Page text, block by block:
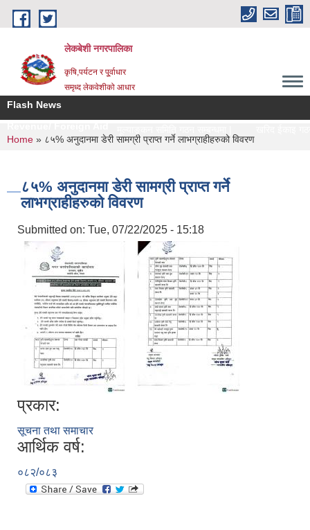
Skip to main content
लेकबेशी नगरपालिका
कृषि,पर्यटन र पू्र्वाधार
समृध्द लेकवेशीको आधार
Flash News
You are here
Home » ८५% अनुदानमा डेरी सामग्री प्राप्त गर्ने लाभग्राहीहरुको विवरण
८५% अनुदानमा डेरी सामग्री प्राप्त गर्ने
लाभग्राहीहरुको विवरण
Submitted on: Tue, 07/22/2025 - 15:18
प्रकार:
सूचना तथा समाचार
आर्थिक वर्ष:
०८२/०८३